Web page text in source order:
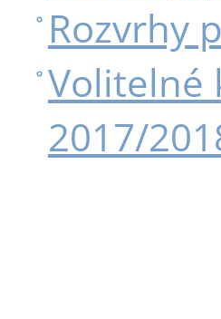
Rozvrhy
Volitelné
2017/